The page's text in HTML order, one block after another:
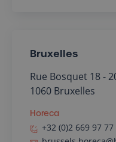
Bruxelles
Rue Bosquet 18 -
1060 Bruxelles
Horeca
+32 (0)2 669 97 77